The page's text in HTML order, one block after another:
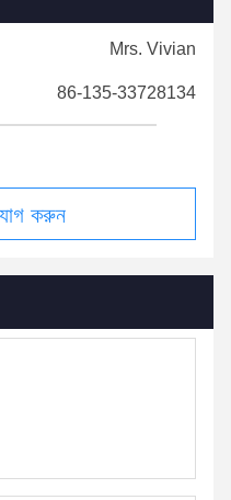
Mrs. Vivian
86-135-33728134
করুন